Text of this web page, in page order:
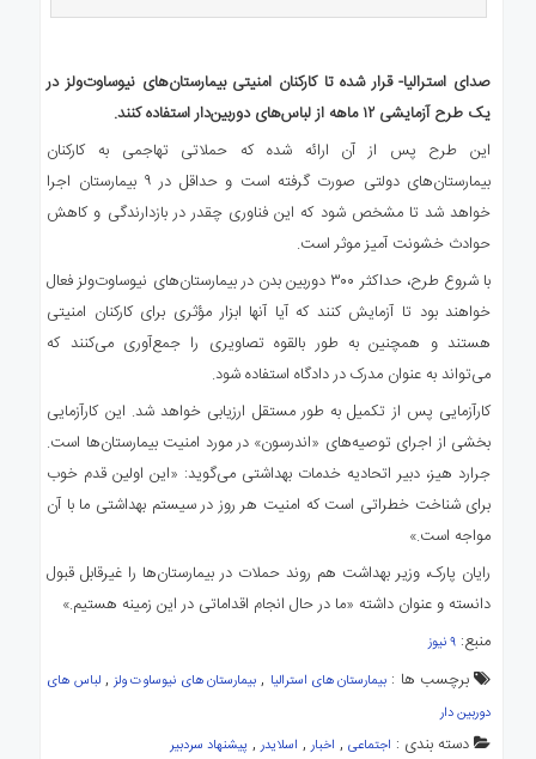
صدای استرالیا- قرار شده تا کارکنان امنیتی بیمارستان‌های نیوساوت‌ولز در
یک طرح آزمایشی ۱۲ ماهه از لباس‌های دوربین‌دار استفاده کنند.
این طرح پس از آن ارائه شده که حملاتی تهاجمی به کارکنان
بیمارستان‌های دولتی صورت گرفته است و حداقل در ۹ بیمارستان اجرا
خواهد شد تا مشخص شود که این فناوری چقدر در بازدارندگی و کاهش
حوادث خشونت آمیز موثر است.
با شروع طرح، حداکثر ۳۰۰ دوربین بدن در بیمارستان‌های نیوساوت‌ولز فعال
خواهند بود تا آزمایش کنند که آیا آنها ابزار مؤثری برای کارکنان امنیتی
هستند و همچنین به طور بالقوه تصاویری را جمع‌آوری می‌کنند که
می‌تواند به عنوان مدرک در دادگاه استفاده شود.
کارآزمایی پس از تکمیل به طور مستقل ارزیابی خواهد شد. این کارآزمایی
بخشی از اجرای توصیه‌های «اندرسون» در مورد امنیت بیمارستان‌ها است.
جرارد هیز، دبیر اتحادیه خدمات بهداشتی می‌گوید: «این اولین قدم خوب
برای شناخت خطراتی است که امنیت هر روز در سیستم بهداشتی ما با آن
مواجه است.»
رایان پارک، وزیر بهداشت هم روند حملات در بیمارستان‌ها را غیرقابل قبول
دانسته و عنوان داشته «ما در حال انجام اقداماتی در این زمینه هستیم.»
منبع: ۹ نیوز
برچسب ها : بیمارستان های استرالیا ,بیمارستان های نیوساوت ولز,لباس های
دوربین دار
دسته بندی : اجتماعی, اخبار, اسلایدر, پیشنهاد سردبیر